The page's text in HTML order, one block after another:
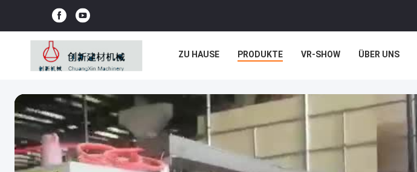
ZU HAUSE PRODUKTE VR-SHOW ÜBER UNS